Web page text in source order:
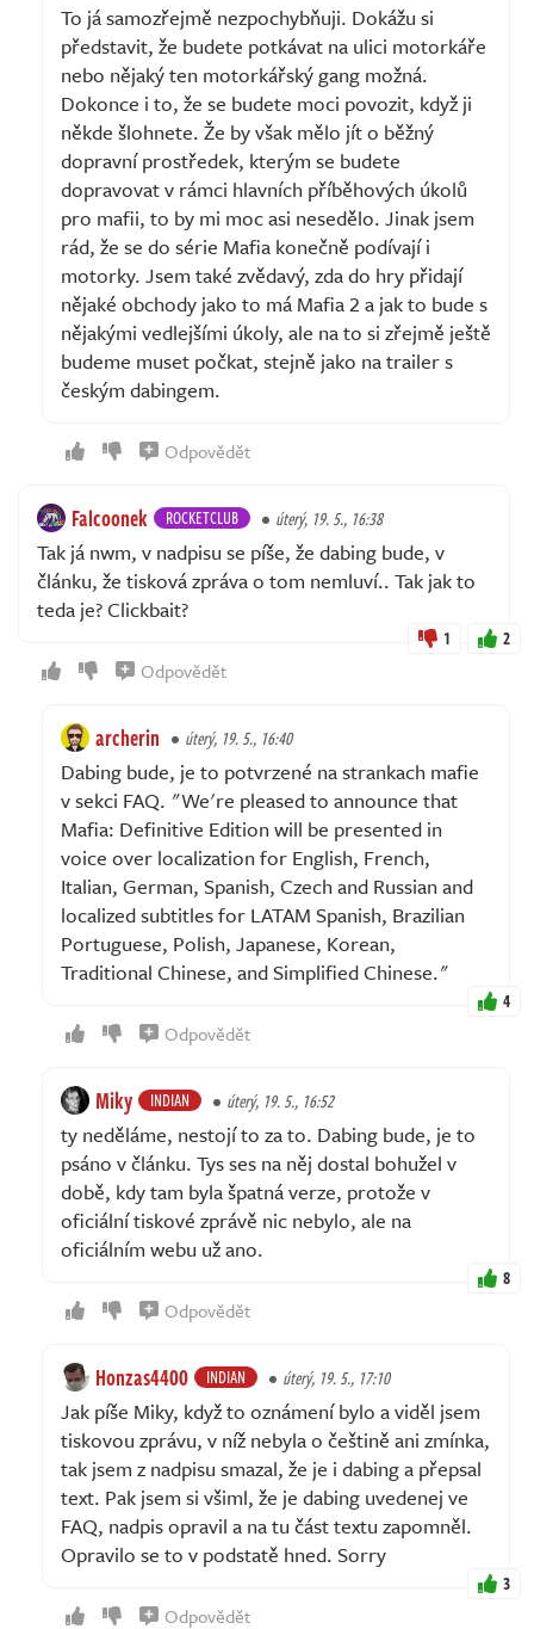
To já samozřejmě nezpochybňuji. Dokážu si
představit, že budete potkávat na ulici motorkáře
nebo nějaký ten motorkářský gang možná.
Dokonce i to, že se budete moci povozit, když ji
někde šlohnete. Že by však mělo jít o běžný
dopravní prostředek, kterým se budete
dopravovat v rámci hlavních příběhových úkolů
pro mafii, to by mi moc asi nesedělo. Jinak jsem
rád, že se do série Mafia konečně podívají i
motorky. Jsem také zvědavý, zda do hry přidají
nějaké obchody jako to má Mafia 2 a jak to bude s
nějakými vedlejšími úkoly, ale na to si zřejmě ještě
budeme muset počkat, stejně jako na trailer s
českým dabingem.
Odpovědět
Falcoonek ROCKETCLUB úterý, 19. 5., 16:38
Tak já nwm, v nadpisu se píše, že dabing bude, v
článku, že tisková zpráva o tom nemluví.. Tak jak to
teda je? Clickbait?
1 2
Odpovědět
archerin úterý, 19. 5., 16:40
Dabing bude, je to potvrzené na strankach mafie
v sekci FAQ. "We're pleased to announce that
Mafia: Definitive Edition will be presented in
voice over localization for English, French,
Italian, German, Spanish, Czech and Russian and
localized subtitles for LATAM Spanish, Brazilian
Portuguese, Polish, Japanese, Korean,
Traditional Chinese, and Simplified Chinese."
4
Odpovědět
Miky INDIAN úterý, 19. 5., 16:52
ty neděláme, nestojí to za to. Dabing bude, je to
psáno v článku. Tys ses na něj dostal bohužel v
době, kdy tam byla špatná verze, protože v
oficiální tiskové zprávě nic nebylo, ale na
oficiálním webu už ano.
8
Odpovědět
Honzas4400 INDIAN úterý, 19. 5., 17:10
Jak píše Miky, když to oznámení bylo a viděl jsem
tiskovou zprávu, v níž nebyla o češtině ani zmínka,
tak jsem z nadpisu smazal, že je i dabing a přepsal
text. Pak jsem si všiml, že je dabing uvedenej ve
FAQ, nadpis opravil a na tu část textu zapomněl.
Opravilo se to v podstatě hned. Sorry
3
Odpovědět